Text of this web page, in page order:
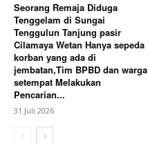
Seorang Remaja Diduga
Tenggelam di Sungai
Tenggulun Tanjung pasir
Cilamaya Wetan Hanya sepeda
korban yang ada di
jembatan,Tim BPBD dan warga
setempat Melakukan
Pencarian...
31 Juli 2026